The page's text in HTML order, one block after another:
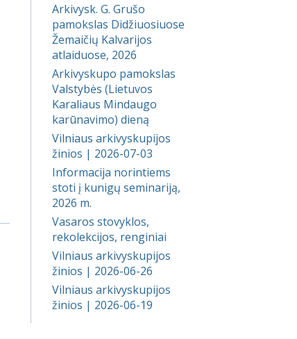
Arkivysk. G. Grušo
pamokslas Didžiuosiuose
Žemaičių Kalvarijos
atlaiduose, 2026
Arkivyskupo pamokslas
Valstybės (Lietuvos
Karaliaus Mindaugo
karūnavimo) dieną
Vilniaus arkivyskupijos
žinios | 2026-07-03
Informacija norintiems
stoti į kunigų seminariją,
2026 m.
Vasaros stovyklos,
rekolekcijos, renginiai
Vilniaus arkivyskupijos
žinios | 2026-06-26
Vilniaus arkivyskupijos
žinios | 2026-06-19